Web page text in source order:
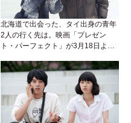
北海道で出会った、タイ出身の青年
2人の行く先は。映画「プレゼン
ト・パーフェクト」が3月18日より